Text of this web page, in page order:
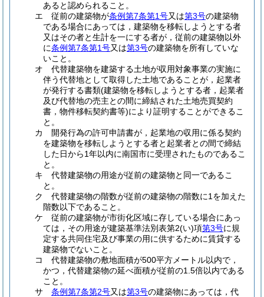
あると認められること。
エ
従前の建築物が条例第7条第1号又は第3号の建築物
である場合にあっては，建築物を移転しようとする者
又はその者と生計を一にする者が，従前の建築物以外
に条例第7条第1号又は第3号の建築物を所有していな
いこと。
オ
代替建築物を建築する土地が収用対象事業の実施に
伴う代替地として取得した土地であることが，起業者
が発行する書類(建築物を移転しようとする者，起業者
及び代替地の売主との間に締結された土地売買契約
書，物件移転契約書等)により証明することができるこ
と。
カ
開発行為の許可申請書が，起業地の収用に係る契約
を建築物を移転しようとする者と起業者との間で締結
した日から1年以内に南国市に受理されたものであるこ
と。
キ
代替建築物の用途が従前の建築物と同一であるこ
と。
ク
代替建築物の階数が従前の建築物の階数に1を加えた
階数以下であること。
ケ
従前の建築物が市街化区域に存している場合にあっ
ては，その用途が建築基準法別表第2(い)項第3号に規
定する共同住宅及び事業の用に供するために賃貸する
建築物でないこと。
コ
代替建築物の敷地面積が500平方メートル以内で，
かつ，代替建築物の延べ面積が従前の1.5倍以内である
こと。
サ
条例第7条第2号又は第3号の建築物にあっては，代